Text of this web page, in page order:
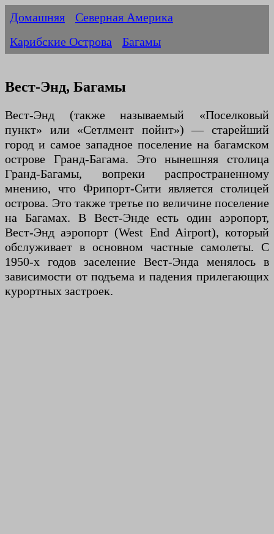
Домашняя
Северная Америка
Карибские Острова
Багамы
Вест-Энд, Багамы
Вест-Энд (также называемый «Поселковый
пункт» или «Сетлмент пойнт») — старейший
город и самое западное поселение на багамском
острове Гранд-Багама. Это нынешняя столица
Гранд-Багамы, вопреки распространенному
мнению, что Фрипорт-Сити является столицей
острова. Это также третье по величине поселение
на Багамах. В Вест-Энде есть один аэропорт,
Вест-Энд аэропорт (West End Airport), который
обслуживает в основном частные самолеты. С
1950-х годов заселение Вест-Энда менялось в
зависимости от подъема и падения прилегающих
курортных застроек.